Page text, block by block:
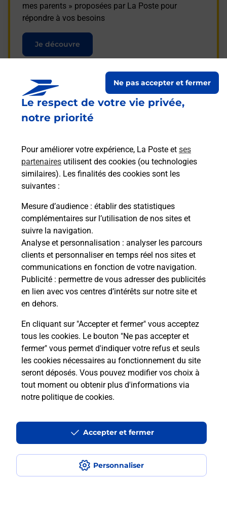
Le respect de votre vie privée,
notre priorité
Pour améliorer votre expérience, La Poste et ses
partenaires utilisent des cookies (ou technologies
similaires). Les finalités des cookies sont les
suivantes :
Mesure d’audience : établir des statistiques
complémentaires sur l’utilisation de nos sites et
suivre la navigation.
Analyse et personnalisation : analyser les parcours
clients et personnaliser en temps réel nos sites et
communications en fonction de votre navigation.
Publicité : permettre de vous adresser des publicités
en lien avec vos centres d’intérêts sur notre site et
en dehors.
En cliquant sur "Accepter et fermer" vous acceptez
tous les cookies. Le bouton "Ne pas accepter et
fermer" vous permet d'indiquer votre refus et seuls
les cookies nécessaires au fonctionnement du site
seront déposés. Vous pouvez modifier vos choix à
tout moment ou obtenir plus d'informations via
notre politique de cookies.
Personnaliser
Ne pas accepter et fermer
Accepter et fermer
mes parents » proposées par La Poste pour
répondre à vos besoins
Je découvre
Questions fréquemment
posées
La téléassistance classique avec
médaillon d’alarme qu’est ce que
c’est ?
Comment fonctionne la
téléassistance classique ?
Comment est installée la
téléassistance classique ?
Localiser Liste
Liste - téléassistance
Alpes-Maritimes - téléassistance
Levens - téléassistance
Accessibilité : partiellement conforme
Conditions contractuelles
Mentions légales